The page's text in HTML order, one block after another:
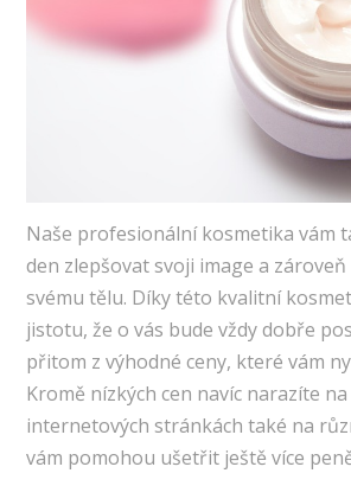
Naše profesionální kosmetika vám
den zlepšovat svoji image a
svému tělu. Díky této kvalitní
jistotu, že o vás bude vždy dobře
přitom z výhodné ceny, které vám
Kromě nízkých cen navíc narazíte
internetových stránkách také na
vám pomohou ušetřit ještě více